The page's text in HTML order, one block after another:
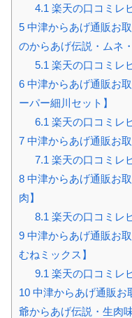
4.1 楽天の口コミレ
5 中津からあげ通販お
のからあげ伝説・ムネ
5.1 楽天の口コミレ
6 中津からあげ通販お
ーパー細川セット】
6.1 楽天の口コミレ
7 中津からあげ通販お
7.1 楽天の口コミレ
8 中津からあげ通販お
肉】
8.1 楽天の口コミレ
9 中津からあげ通販お
むねミックス】
9.1 楽天の口コミレ
10 中津からあげ通販
爺からあげ伝説・生肉味